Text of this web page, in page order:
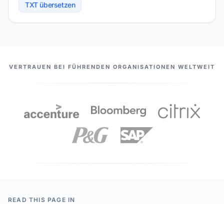
TXT übersetzen
UNSERE PARTNER
VERTRAUEN BEI FÜHRENDEN ORGANISATIONEN WELTWEIT
READ THIS PAGE IN